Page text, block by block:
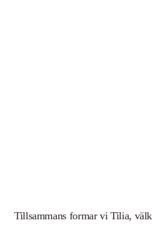
Tillsammans formar vi Tilia,